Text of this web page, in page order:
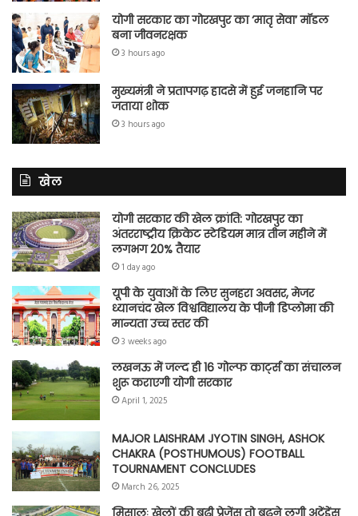
योगी सरकार का गोरखपुर का ‘मातृ सेवा’ मॉडल
बना जीवनरक्षक
3 hours ago
मुख्यमंत्री ने प्रतापगढ़ हादसे में हुई जनहानि पर
जताया शोक
3 hours ago
खेल
योगी सरकार की खेल क्रांति: गोरखपुर का
अंतरराष्ट्रीय क्रिकेट स्टेडियम मात्र तीन महीने में
लगभग 20% तैयार
1 day ago
यूपी के युवाओं के लिए सुनहरा अवसर, मेजर
ध्यानचंद खेल विश्वविद्यालय के पीजी डिप्लोमा की
मान्यता उच्च स्तर की
3 weeks ago
लखनऊ में जल्द ही 16 गोल्फ कार्ट्स का संचालन
शुरू कराएगी योगी सरकार
April 1, 2025
MAJOR LAISHRAM JYOTIN SINGH, ASHOK
CHAKRA (POSTHUMOUS) FOOTBALL
TOURNAMENT CONCLUDES
March 26, 2025